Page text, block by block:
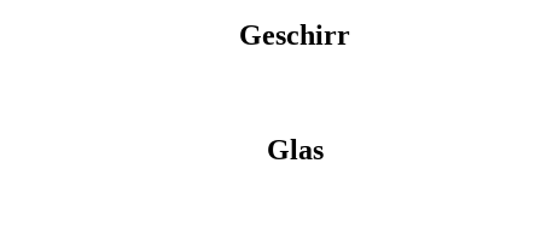
Geschirr
Glas